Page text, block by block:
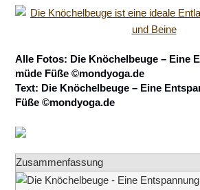
Alle Fotos: Die Knöchelbeuge – Eine
müde Füße ©mondyoga.de
Text: Die Knöchelbeuge – Eine
Füße ©mondyoga.de
Zusammenfassung